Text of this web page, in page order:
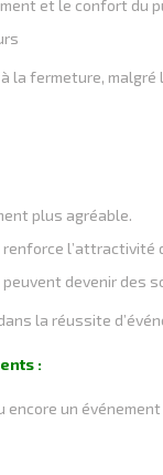
et le confort du
la fermeture,
plus agréable.
renforce l’attractivité
devenir des
la réussite
:
encore un